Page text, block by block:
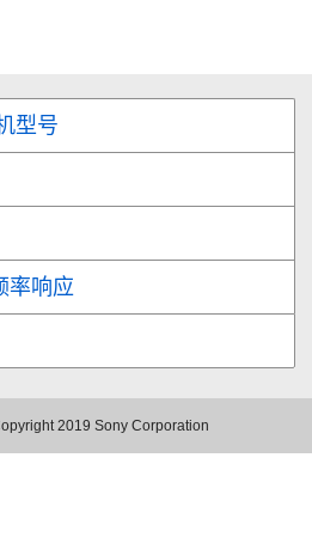
型号
率响应
2019 Sony Corporation